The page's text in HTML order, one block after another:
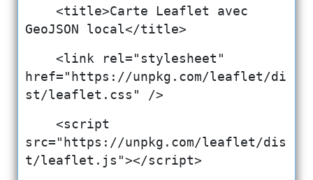
<title>Carte Leaflet avec
GeoJSON local</title>
<link rel="stylesheet"
href="https://unpkg.com/leaflet/di
st/leaflet.css" />
<script
src="https://unpkg.com/leaflet/dis
t/leaflet.js"></script>